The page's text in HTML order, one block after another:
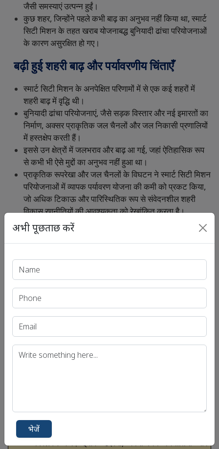
जैसीसमस्याएंउत्पन्नहुईं।
कुछशहर, जिन्होंनेपहलेकभीबाढ़काअनुभवनहींकिया था, स्मार्ट
सिटीमिशनकेतहतखराबयोजनाबद्धबुनियादीढांचापरियोजनाओं
केकारणअसुरक्षितहोगए।
बढ़ीहुईशहरीबाढ़औरपर्यावरणीयचिंताएँ
स्मार्टसिटीमिशनकेअनपेक्षितपरिणामोंमेंसेएककईशहरोंमें
शहरीबाढ़मेंवृद्धि थी।
बुनियादीढांचापरियोजनाएं, जैसेसड़कविस्तारऔरनईइमारतोंका
निर्माण, अक्सरप्राकृतिकजलचैनलोंऔरजलनिकासीप्रणालियों
मेंहस्तक्षेपकरतीहैं।
इससेउनक्षेत्रोंमेंजलभरावऔरबाढ़आगई, जहांऐतिहासिकरूप
सेकभीभीऐसेमुद्दोंकाअनुभवनहींहुआ था।
प्राकृतिकरूपरेखाऔरजलचैनलोंकेविघटननेस्मार्टसिटीमिशन
परियोजनाओंमेंव्यापकपर्यावरणयोजनाकीकमीकोप्रकटकिया,
जोअधिकटिकाऊऔरपारिस्थितिकरूपसेसंवेदनशीलशहरी
विकासरणनीतियोंकीआवश्यकताकोरेखांकितकरताहै।
निष्कर्ष
स्मार्टसिटीजमिशन,हालांकिमहत्वाकांक्षीऔरसद्इच्छापूर्णथा,
लेकिन
पड़ा।मिशनकाबहिष्कृतदृष्टिकोण,वित्तीयबाधाएं,शासनकेमुद्दे
और
जटिलताओंकोरेखांकितकरतेहैं।पर्याप्तनिवेशऔरविस्तारके
बावजूद,स्मार्टसिटीमिशनअपनेपरिवर्तनकारीलक्ष्योंकोप्राप्त
करने
आगेबढ़तेहुए,इनकमियोंकोअधिकसमावेशी,टिकाऊऔरसंदर्भ-
संवेदनशीलशहरी विकास रणनीतियों
यूपीएससीमुख्यपरीक्षाकेलिएसंभावितप्रश्न
1.
विश्लेषण करें। इसके उद्देश्यों,कार्यान्वयन रणनीतियों और
अभी पूछताछ करें
भेजें